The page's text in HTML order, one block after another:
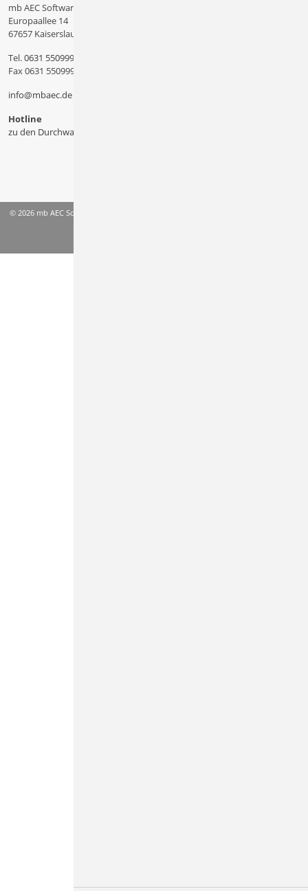
mb AEC Software GmbH
Europaallee 14
67657 Kaiserslautern
Tel.0631 550999 11
Fax 0631 550999 20
info@mbaec.de
Hotline
zu den Durchwahlen
© 2026 mb AEC Software GmbH